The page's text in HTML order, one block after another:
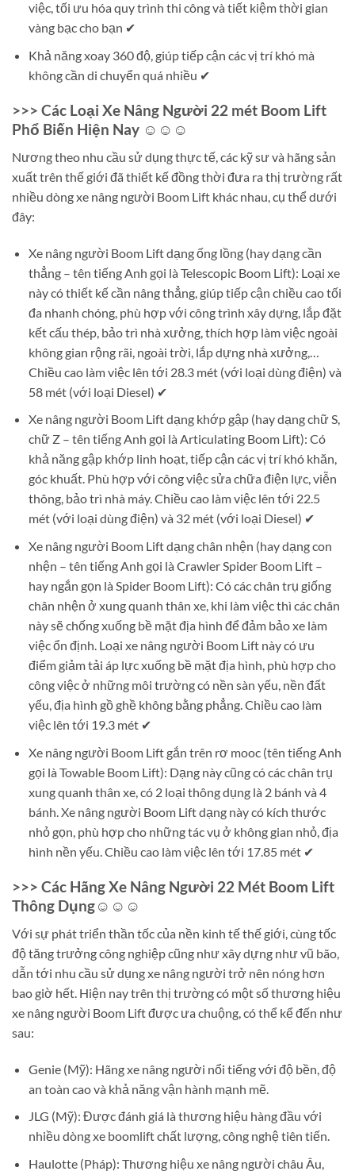
việc, tối ưu hóa quy trình thi công và tiết kiệm thời gian
vàng bạc cho bạn ✔
Khả năng xoay 360 độ, giúp tiếp cận các vị trí khó mà
không cần di chuyển quá nhiều ✔
>>> Các Loại Xe Nâng Người 22 mét Boom Lift
Phổ Biến Hiện Nay ☺☺☺
Nương theo nhu cầu sử dụng thực tế, các kỹ sư và hãng sản
xuất trên thế giới đã thiết kế đồng thời đưa ra thị trường rất
nhiều dòng xe nâng người Boom Lift khác nhau, cụ thể dưới
đây:
Xe nâng người Boom Lift dạng ống lồng (hay dạng cần
thẳng – tên tiếng Anh gọi là Telescopic Boom Lift): Loại xe
này có thiết kế cần nâng thẳng, giúp tiếp cận chiều cao tối
đa nhanh chóng, phù hợp với công trình xây dựng, lắp đặt
kết cấu thép, bảo trì nhà xưởng, thích hợp làm việc ngoài
không gian rộng rãi, ngoài trời, lắp dựng nhà xưởng,…
Chiều cao làm việc lên tới 28.3 mét (với loại dùng điện) và
58 mét (với loại Diesel) ✔
Xe nâng người Boom Lift dạng khớp gập (hay dạng chữ S,
chữ Z – tên tiếng Anh gọi là Articulating Boom Lift): Có
khả năng gập khớp linh hoạt, tiếp cận các vị trí khó khăn,
góc khuất. Phù hợp với công việc sửa chữa điện lực, viễn
thông, bảo trì nhà máy. Chiều cao làm việc lên tới 22.5
mét (với loại dùng điện) và 32 mét (với loại Diesel) ✔
Xe nâng người Boom Lift dạng chân nhện (hay dạng con
nhện – tên tiếng Anh gọi là Crawler Spider Boom Lift –
hay ngắn gọn là Spider Boom Lift): Có các chân trụ giống
chân nhện ở xung quanh thân xe, khi làm việc thì các chân
này sẽ chống xuống bề mặt địa hình để đảm bảo xe làm
việc ổn định. Loại xe nâng người Boom Lift này có ưu
điểm giảm tải áp lực xuống bề mặt địa hình, phù hợp cho
công việc ở những môi trường có nền sàn yếu, nền đất
yếu, địa hình gồ ghề không bằng phẳng. Chiều cao làm
việc lên tới 19.3 mét ✔
Xe nâng người Boom Lift gắn trên rơ mooc (tên tiếng Anh
gọi là Towable Boom Lift): Dạng này cũng có các chân trụ
xung quanh thân xe, có 2 loại thông dụng là 2 bánh và 4
bánh. Xe nâng người Boom Lift dạng này có kích thước
nhỏ gọn, phù hợp cho những tác vụ ở không gian nhỏ, địa
hình nền yếu. Chiều cao làm việc lên tới 17.85 mét ✔
>>> Các Hãng Xe Nâng Người 22 Mét Boom Lift
Thông Dụng☺☺☺
Với sự phát triển thần tốc của nền kinh tế thế giới, cùng tốc
độ tăng trưởng công nghiệp cũng như xây dựng như vũ bão,
dẫn tới nhu cầu sử dụng xe nâng người trở nên nóng hơn
bao giờ hết. Hiện nay trên thị trường có một số thương hiệu
xe nâng người Boom Lift được ưa chuộng, có thể kể đến như
sau:
Genie (Mỹ): Hãng xe nâng người nổi tiếng với độ bền, độ
an toàn cao và khả năng vận hành mạnh mẽ.
JLG (Mỹ): Được đánh giá là thương hiệu hàng đầu với
nhiều dòng xe boomlift chất lượng, công nghệ tiên tiến.
Haulotte (Pháp): Thương hiệu xe nâng người châu Âu,